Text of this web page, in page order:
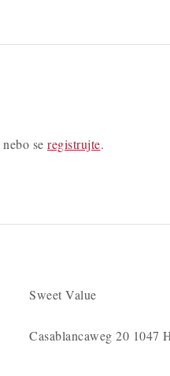
nebo se registrujte.
Sweet Value
Casablancaweg 20 1047